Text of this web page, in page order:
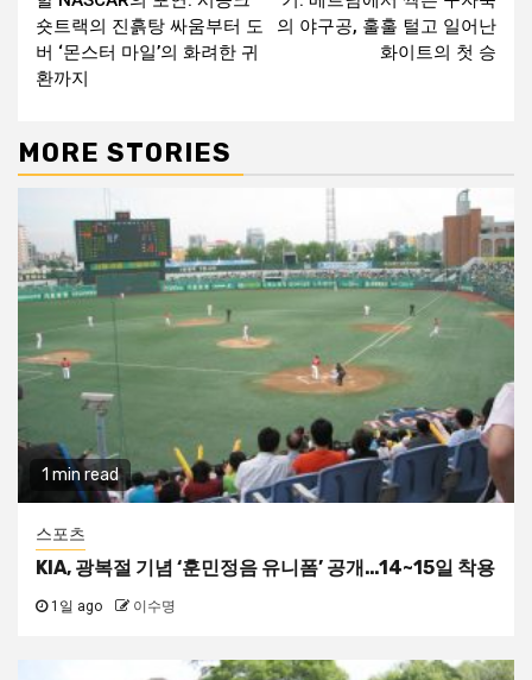
숏트랙의 진흙탕 싸움부터 도
버 ‘몬스터 마일’의 화려한 귀
환까지
의 야구공, 훌훌 털고 일어난
화이트의 첫 승
MORE STORIES
1 min read
스포츠
KIA, 광복절 기념 ‘훈민정음 유니폼’ 공개…14~15일 착용
1일 ago 이수명